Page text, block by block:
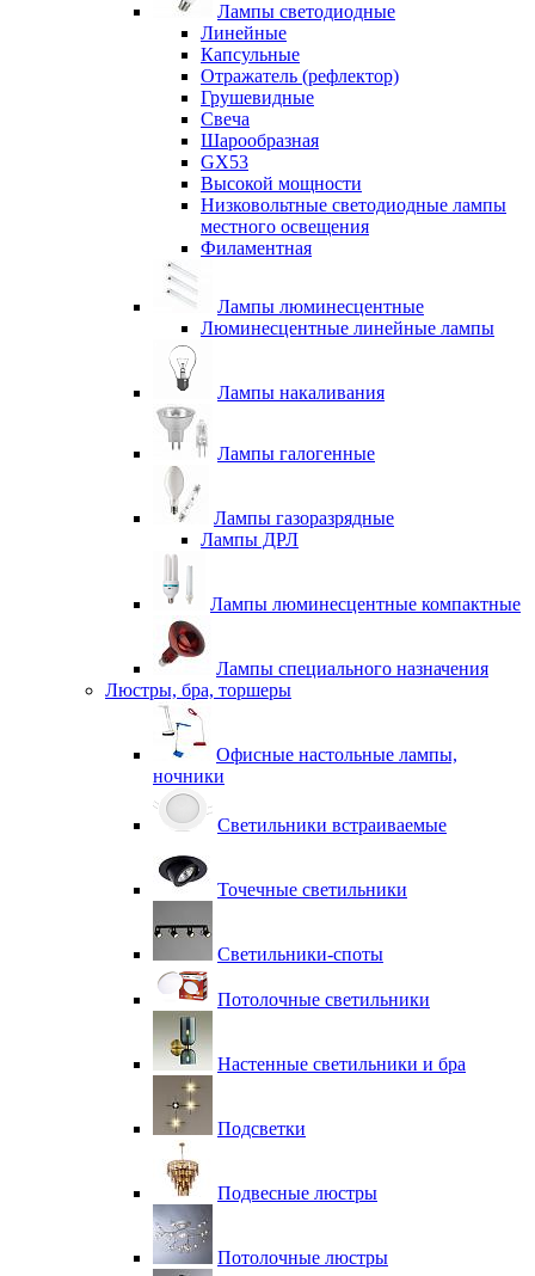
Лампы светодиодные
Линейные
Капсульные
Отражатель (рефлектор)
Грушевидные
Свеча
Шарообразная
GX53
Высокой мощности
Низковольтные светодиодные лампы
местного освещения
Филаментная
Лампы люминесцентные
Люминесцентные линейные лампы
Лампы накаливания
Лампы галогенные
Лампы газоразрядные
Лампы ДРЛ
Лампы люминесцентные компактные
Лампы специального назначения
Люстры, бра, торшеры
Офисные настольные лампы,
ночники
Светильники встраиваемые
Точечные светильники
Светильники-споты
Потолочные светильники
Настенные светильники и бра
Подсветки
Подвесные люстры
Потолочные люстры